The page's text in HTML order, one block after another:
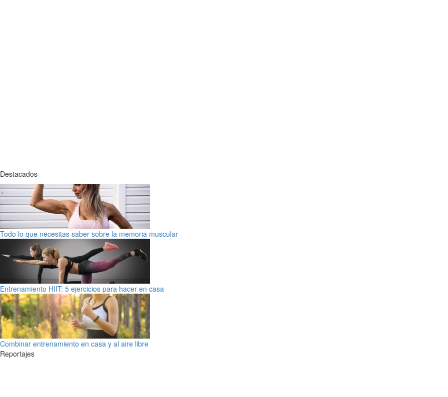
Destacados
Todo lo que necesitas saber sobre la memoria muscular
Entrenamiento HIIT: 5 ejercicios para hacer en casa
Combinar entrenamiento en casa y al aire libre
Reportajes